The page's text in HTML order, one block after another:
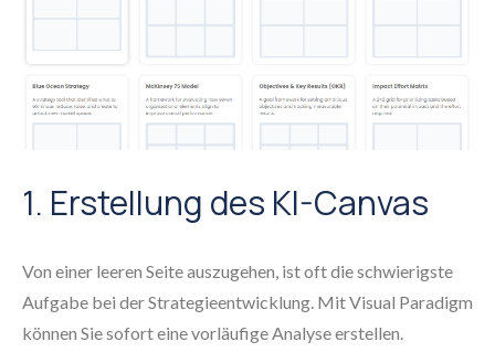
1. Erstellung des KI-Canvas
Von einer leeren Seite auszugehen, ist oft die schwierigste
Aufgabe bei der Strategieentwicklung. Mit Visual Paradigm
können Sie sofort eine vorläufige Analyse erstellen.